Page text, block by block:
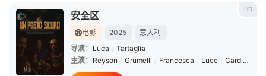
HD
安全区
电影 2025
意大利
导演： Luca / Tartaglia
主演： Reyson / Grumelli / Francesca / Luce / Cardinale